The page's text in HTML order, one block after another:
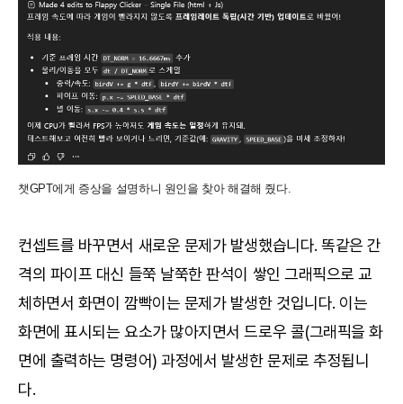
챗GPT에게 증상을 설명하니 원인을 찾아 해결해 줬다.
컨셉트를 바꾸면서 새로운 문제가 발생했습니다. 똑같은 간
격의 파이프 대신 들쭉 날쭉한 판석이 쌓인 그래픽으로 교
체하면서 화면이 깜빡이는 문제가 발생한 것입니다. 이는
화면에 표시되는 요소가 많아지면서 드로우 콜(그래픽을 화
면에 출력하는 명령어) 과정에서 발생한 문제로 추정됩니
다.